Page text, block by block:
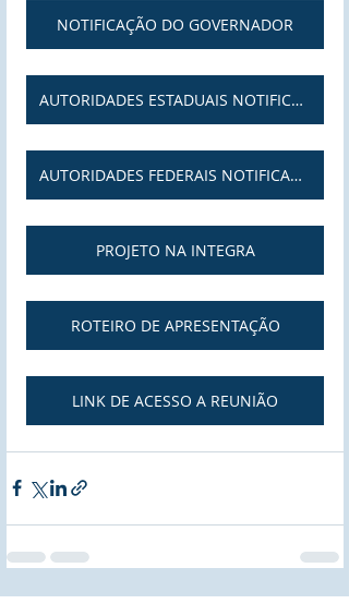
NOTIFICAÇÃO DO GOVERNADOR
AUTORIDADES ESTADUAIS NOTIFICADAS
AUTORIDADES FEDERAIS NOTIFICADAS
PROJETO NA INTEGRA
ROTEIRO DE APRESENTAÇÃO
LINK DE ACESSO A REUNIÃO